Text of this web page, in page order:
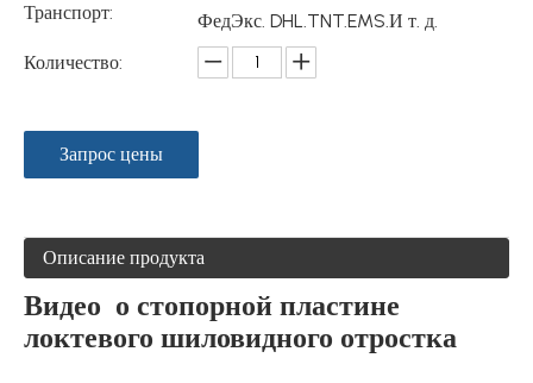
Транспорт:
ФедЭкс. DHL.TNT.EMS.И т. д.
Количество:
Запрос цены
Описание продукта
Видео о стопорной пластине
локтевого шиловидного отростка